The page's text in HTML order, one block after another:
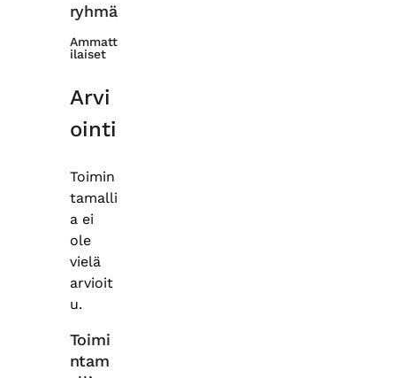
ryhmä
Ammatt
ilaiset
Arvi
ointi
Toimin
tamalli
a ei
ole
vielä
arvioit
u.
Toimi
ntam